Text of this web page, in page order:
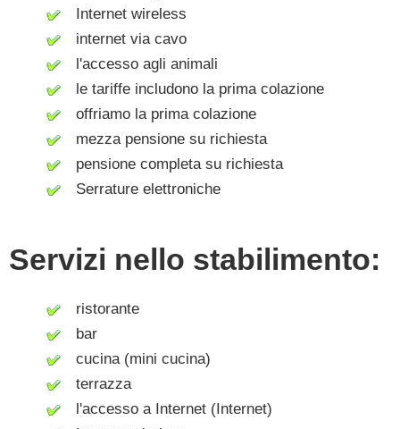
Internet wireless
internet via cavo
l'accesso agli animali
le tariffe includono la prima colazione
offriamo la prima colazione
mezza pensione su richiesta
pensione completa su richiesta
Serrature elettroniche
Servizi nello stabilimento:
ristorante
bar
cucina (mini cucina)
terrazza
l'accesso a Internet (Internet)